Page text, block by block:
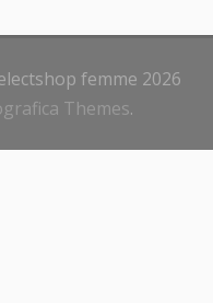
femme 2026
Themes.